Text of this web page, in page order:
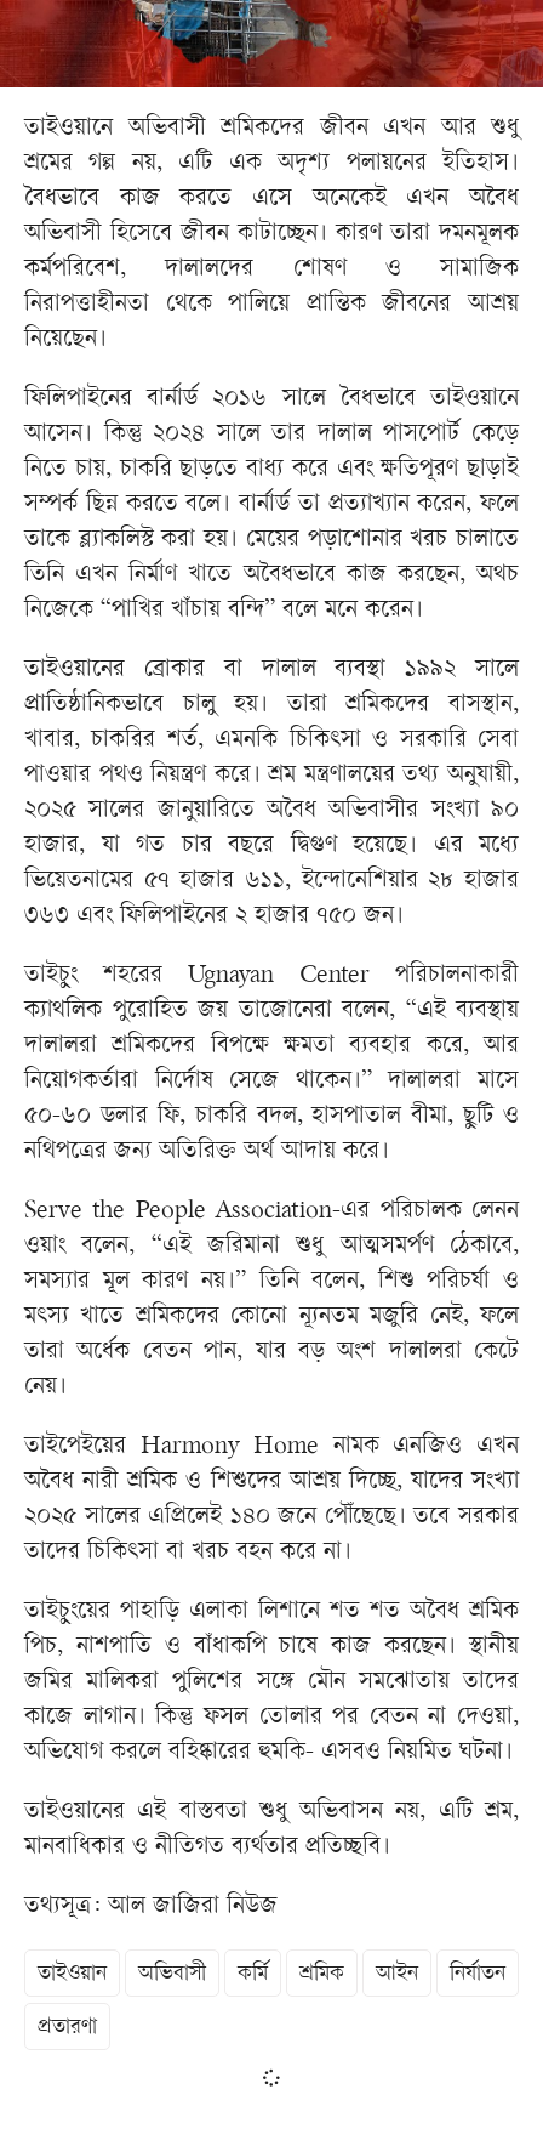
তাইওয়ানে অভিবাসী শ্রমিকদের জীবন এখন আর শুধু
শ্রমের গল্প নয়, এটি এক অদৃশ্য পলায়নের ইতিহাস।
বৈধভাবে কাজ করতে এসে অনেকেই এখন অবৈধ
অভিবাসী হিসেবে জীবন কাটাচ্ছেন। কারণ তারা দমনমূলক
কর্মপরিবেশ, দালালদের শোষণ ও সামাজিক
নিরাপত্তাহীনতা থেকে পালিয়ে প্রান্তিক জীবনের আশ্রয়
নিয়েছেন।
ফিলিপাইনের বার্নার্ড ২০১৬ সালে বৈধভাবে তাইওয়ানে
আসেন। কিন্তু ২০২৪ সালে তার দালাল পাসপোর্ট কেড়ে
নিতে চায়, চাকরি ছাড়তে বাধ্য করে এবং ক্ষতিপূরণ ছাড়াই
সম্পর্ক ছিন্ন করতে বলে। বার্নার্ড তা প্রত্যাখ্যান করেন, ফলে
তাকে ব্ল্যাকলিস্ট করা হয়। মেয়ের পড়াশোনার খরচ চালাতে
তিনি এখন নির্মাণ খাতে অবৈধভাবে কাজ করছেন, অথচ
নিজেকে “পাখির খাঁচায় বন্দি” বলে মনে করেন।
তাইওয়ানের ব্রোকার বা দালাল ব্যবস্থা ১৯৯২ সালে
প্রাতিষ্ঠানিকভাবে চালু হয়। তারা শ্রমিকদের বাসস্থান,
খাবার, চাকরির শর্ত, এমনকি চিকিৎসা ও সরকারি সেবা
পাওয়ার পথও নিয়ন্ত্রণ করে। শ্রম মন্ত্রণালয়ের তথ্য অনুযায়ী,
২০২৫ সালের জানুয়ারিতে অবৈধ অভিবাসীর সংখ্যা ৯০
হাজার, যা গত চার বছরে দ্বিগুণ হয়েছে। এর মধ্যে
ভিয়েতনামের ৫৭ হাজার ৬১১, ইন্দোনেশিয়ার ২৮ হাজার
৩৬৩ এবং ফিলিপাইনের ২ হাজার ৭৫০ জন।
তাইচুং শহরের Ugnayan Center পরিচালনাকারী
ক্যাথলিক পুরোহিত জয় তাজোনেরা বলেন, “এই ব্যবস্থায়
দালালরা শ্রমিকদের বিপক্ষে ক্ষমতা ব্যবহার করে, আর
নিয়োগকর্তারা নির্দোষ সেজে থাকেন।” দালালরা মাসে
৫০-৬০ ডলার ফি, চাকরি বদল, হাসপাতাল বীমা, ছুটি ও
নথিপত্রের জন্য অতিরিক্ত অর্থ আদায় করে।
Serve the People Association-এর পরিচালক লেনন
ওয়াং বলেন, “এই জরিমানা শুধু আত্মসমর্পণ ঠেকাবে,
সমস্যার মূল কারণ নয়।” তিনি বলেন, শিশু পরিচর্যা ও
মৎস্য খাতে শ্রমিকদের কোনো ন্যূনতম মজুরি নেই, ফলে
তারা অর্ধেক বেতন পান, যার বড় অংশ দালালরা কেটে
নেয়।
তাইপেইয়ের Harmony Home নামক এনজিও এখন
অবৈধ নারী শ্রমিক ও শিশুদের আশ্রয় দিচ্ছে, যাদের সংখ্যা
২০২৫ সালের এপ্রিলেই ১৪০ জনে পৌঁছেছে। তবে সরকার
তাদের চিকিৎসা বা খরচ বহন করে না।
তাইচুংয়ের পাহাড়ি এলাকা লিশানে শত শত অবৈধ শ্রমিক
পিচ, নাশপাতি ও বাঁধাকপি চাষে কাজ করছেন। স্থানীয়
জমির মালিকরা পুলিশের সঙ্গে মৌন সমঝোতায় তাদের
কাজে লাগান। কিন্তু ফসল তোলার পর বেতন না দেওয়া,
অভিযোগ করলে বহিষ্কারের হুমকি- এসবও নিয়মিত ঘটনা।
তাইওয়ানের এই বাস্তবতা শুধু অভিবাসন নয়, এটি শ্রম,
মানবাধিকার ও নীতিগত ব্যর্থতার প্রতিচ্ছবি।
তথ্যসূত্র: আল জাজিরা নিউজ
তাইওয়ান অভিবাসী কর্মি শ্রমিক আইন নির্যাতন
প্রতারণা